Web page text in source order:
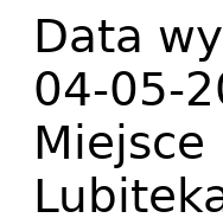
Data
04-05-
Miejsce